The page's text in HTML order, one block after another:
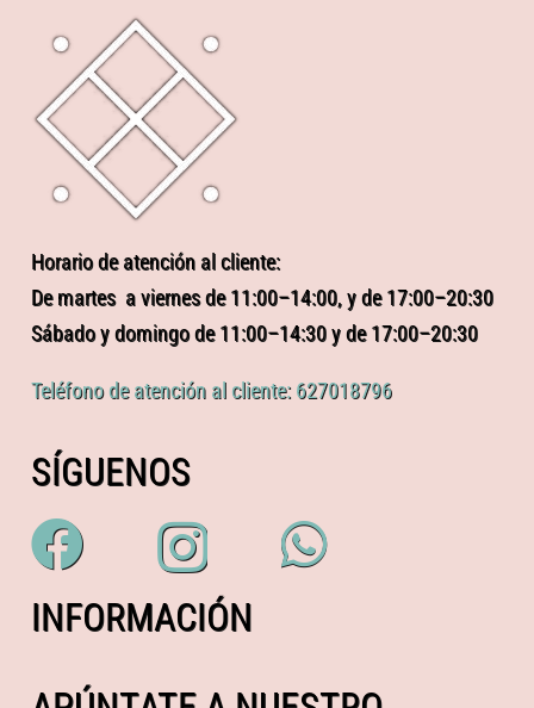
Horario de atención al cliente:
De martes a viernes de 11:00–14:00, y de 17:00–20:30
Sábado y domingo de 11:00–14:30 y de 17:00–20:30
Teléfono de atención al cliente: 627018796
SÍGUENOS
INFORMACIÓN